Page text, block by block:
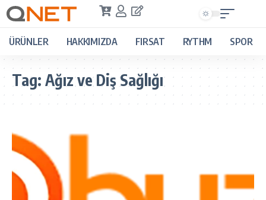
ÜRÜNLER HAKKIMIZDA FIRSAT RYTHM SPOR
Tag: Ağız ve Diş Sağlığı